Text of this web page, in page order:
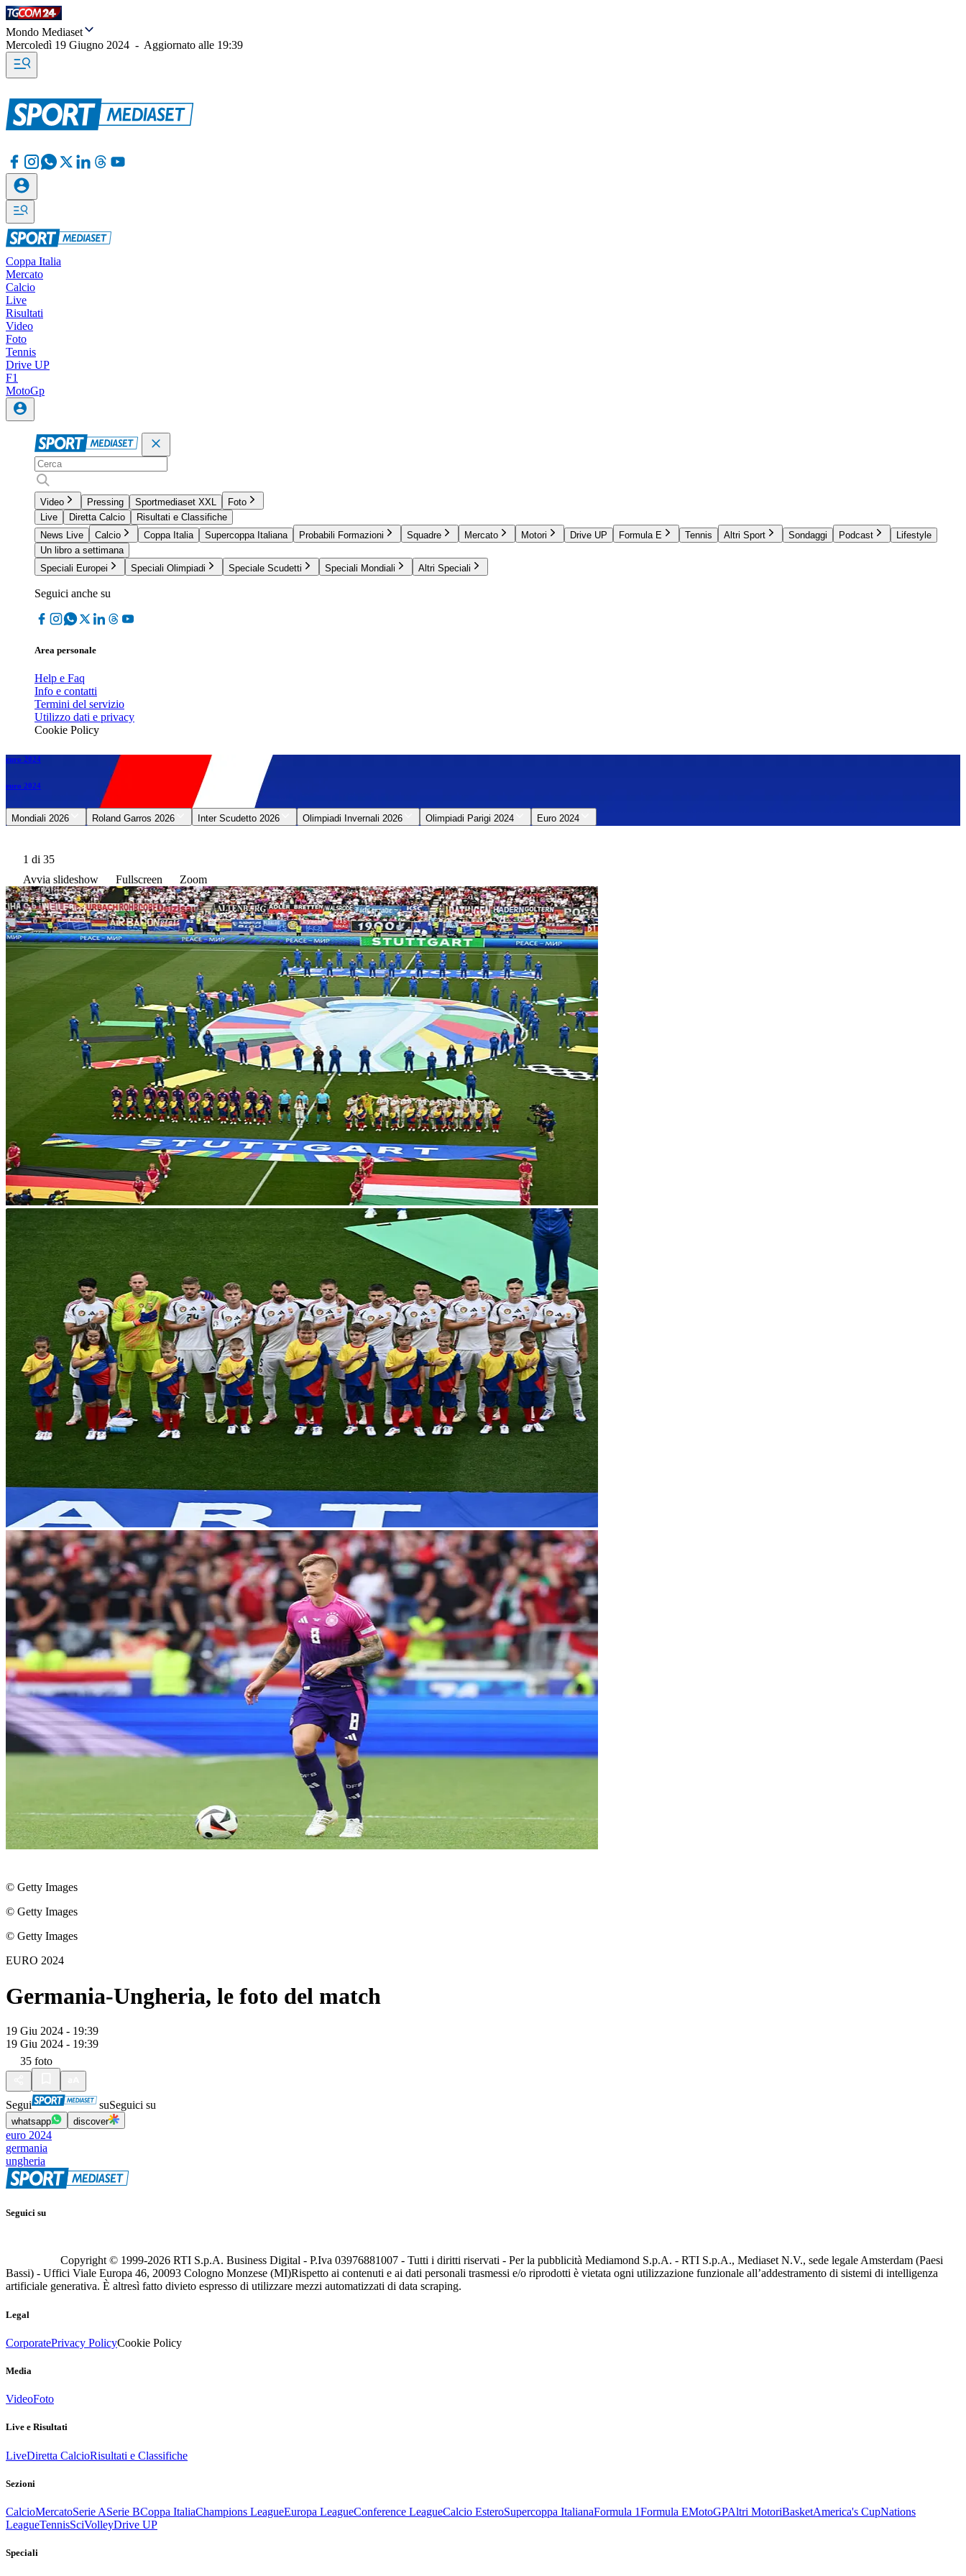
Mondo Mediaset
Mercoledì 19 Giugno 2024 - Aggiornato alle 19:39
Coppa Italia
Mercato
Calcio
Live
Risultati
Video
Foto
Tennis
Drive UP
F1
MotoGp
Video Pressing Sportmediaset XXL
Foto
Live
Diretta Calcio
Risultati e Classifiche
News Live
Calcio Coppa Italia Supercoppa Italiana Probabili Formazioni Squadre Mercato Motori Drive UP Formula E Tennis Altri Sport Sondaggi Podcast
Lifestyle
Un libro a settimana
Speciali Europei
Speciali Olimpiadi Speciale Scudetti Speciali Mondiali Altri Speciali
Seguici anche su
Area personale
Help e Faq
Info e contatti
Termini del servizio
Utilizzo dati e privacy
Cookie Policy
euro 2024
euro 2024
Mondiali 2026 Roland Garros 2026 Inter Scudetto 2026 Olimpiadi Invernali 2026 Olimpiadi Parigi 2024 Euro 2024
1 di 35
Avvia slideshow
Fullscreen Zoom
© Getty Images
© Getty Images
© Getty Images
EURO 2024
Germania-Ungheria, le foto del match
19 Giu 2024 - 19:39
19 Giu 2024 - 19:39
35 foto
Segui suSeguici su
whatsapp discover
euro 2024
germania
ungheria
Seguici su
Copyright © 1999-2026 RTI S.p.A. Business Digital - P.Iva 03976881007 - Tutti i diritti riservati - Per la pubblicità Mediamond S.p.A. - RTI S.p.A., Mediaset N.V., sede legale Amsterdam (Paesi
Bassi) - Uffici Viale Europa 46, 20093 Cologno Monzese (MI)Rispetto ai contenuti e ai dati personali trasmessi e/o riprodotti è vietata ogni utilizzazione funzionale all’addestramento di sistemi di intelligenza
artificiale generativa. È altresì fatto divieto espresso di utilizzare mezzi automatizzati di data scraping.
Legal
CorporatePrivacy PolicyCookie Policy
Media
VideoFoto
Live e Risultati
LiveDiretta CalcioRisultati e Classifiche
Sezioni
CalcioMercatoSerie ASerie BCoppa ItaliaChampions LeagueEuropa LeagueConference LeagueCalcio EsteroSupercoppa ItalianaFormula 1Formula EMotoGPAltri MotoriBasketAmerica's CupNations
LeagueTennisSciVolleyDrive UP
Speciali